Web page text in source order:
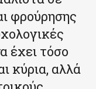
φρούρησης
έχει τόσο
κύρια, αλλά